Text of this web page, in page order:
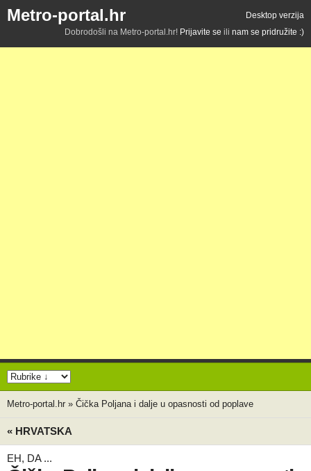
Metro-portal.hr
Desktop verzija
Dobrodošli na Metro-portal.hr! Prijavite se ili nam se pridružite :)
Metro-portal.hr » Čička Poljana i dalje u opasnosti od poplave
« HRVATSKA
EH, DA ...